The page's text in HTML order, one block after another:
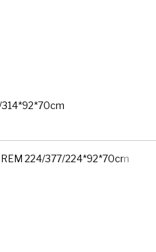
314*92*70cm